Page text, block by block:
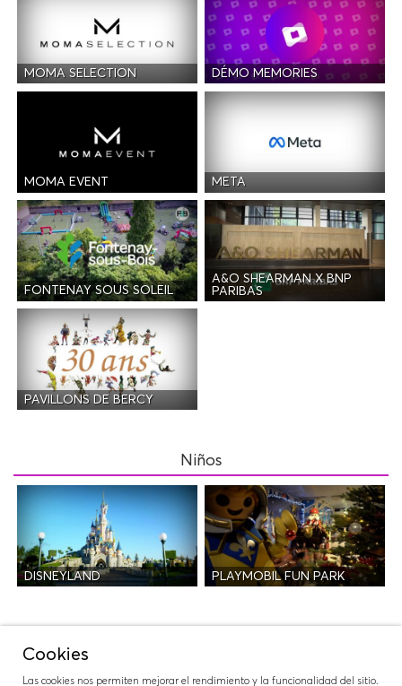
MOMA SELECTION DÉMO MEMORIES
MOMA EVENT META
FONTENAY SOUS SOLEIL
A&O SHEARMAN X BNP
PARIBAS
PAVILLONS DE BERCY
Niños
DISNEYLAND PLAYMOBIL FUN PARK
Cookies
Las cookies nos permiten mejorar el rendimiento y la funcionalidad del sitio.